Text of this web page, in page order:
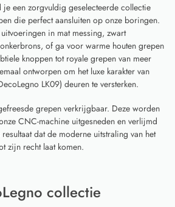
je een zorgvuldig geselecteerde collectie
die perfect aansluiten op onze boringen.
in mat messing, zwart
of ga voor warme houten grepen
knoppen tot royale grepen van meer
ontworpen om het luxe karakter van
LK09) deuren te versterken.
grepen verkrijgbaar. Deze worden
CNC-machine uitgesneden en verlijmd
dat de moderne uitstraling van het
zijn recht laat komen.
collectie